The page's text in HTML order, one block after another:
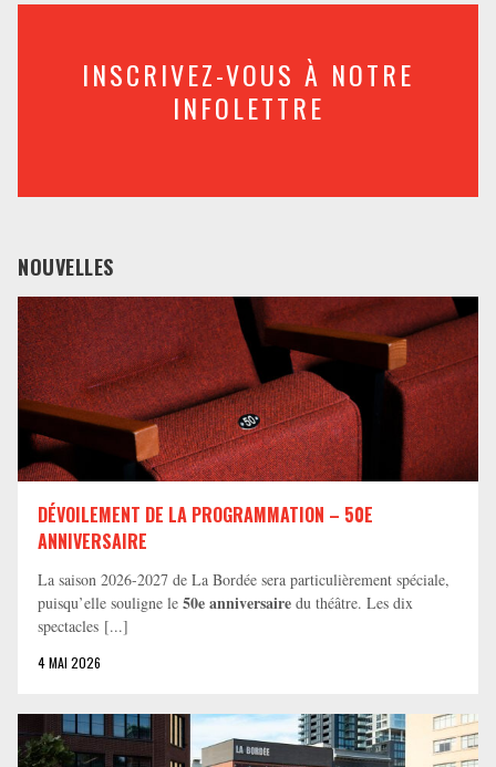
INSCRIVEZ-VOUS À NOTRE
INFOLETTRE
NOUVELLES
DÉVOILEMENT DE LA PROGRAMMATION – 50E
ANNIVERSAIRE
La saison 2026-2027 de La Bordée sera particulièrement spéciale,
puisqu’elle souligne le 50e anniversaire du théâtre. Les dix
spectacles [...]
4 MAI 2026